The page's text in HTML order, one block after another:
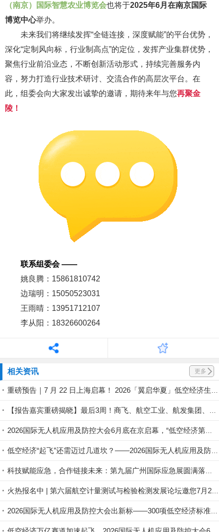
（南京）国际智慧农业博览会也将于2025年6月在南京国际
博览中心举办。
未来我们将继续发挥“全链连接，深度赋能”的平台优势，
深化“定制风向标，行业制高点”的定位，发挥产业集群优势，
聚焦行业前沿业态，不断创新活动形式，持续完善服务内
容，努力打造行业技术研讨、交流合作的高层次平台。在
此，组委会向大家发出诚挚的邀请，期待来年与您再聚金
陵！
联系组委会 ——
姚良腾：15861810742
边瑞明 ：15050523031
王雨晴：13951712107
李从阳：18326600264
相关资讯 更多